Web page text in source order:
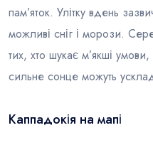
пам’яток. Улітку вдень
можливі сніг і морози.
тих, хто шукає м’якші
сильне сонце можуть
Каппадокія на мапі